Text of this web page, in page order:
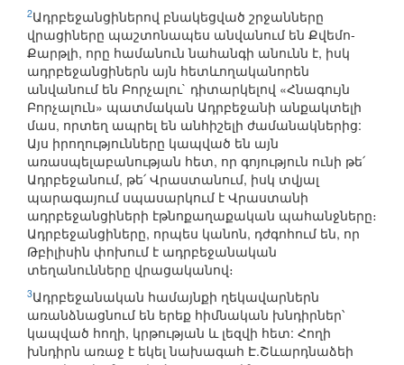
2Ադրբեջանցիներով բնակեցված շրջանները
վրացիները պաշտոնապես անվանում են Քվեմո-
Քարթլի, որը համանուն նահանգի անունն է, իսկ
ադրբեջանցիներն այն հետևողականորեն
անվանում են Բորչալու` դիտարկելով «Հնագույն
Բորչալուն» պատմական Ադրբեջանի անքակտելի
մաս, որտեղ ապրել են անհիշելի ժամանակներից:
Այս իրողությունները կապված են այն
առասպելաբանության հետ, որ գոյություն ունի թե՛
Ադրբեջանում, թե՛ Վրաստանում, իսկ տվյալ
պարագայում սպասարկում է Վրաստանի
ադրբեջանցիների էթնոքաղաքական պահանջները։
Ադրբեջանցիները, որպես կանոն, դժգոհում են, որ
Թբիլիսին փոխում է ադրբեջանական
տեղանունները վրացականով։
3Ադրբեջանական համայնքի ղեկավարներն
առանձնացնում են երեք հիմնական խնդիրներ՝
կապված հողի, կրթության և լեզվի հետ: Հողի
խնդիրն առաջ է եկել նախագահ Է.Շևարդնաձեի